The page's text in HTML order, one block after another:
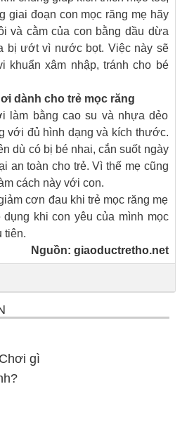
giai đoạn con mọc răng mẹ hãy
và cằm của con bằng dầu dừa
bị ướt vì nước bọt. Việc này sẽ
khuẩn xâm nhập, tránh cho bé
dành cho trẻ mọc răng
làm bằng cao su và nhựa dẻo
với đủ hình dạng và kích thước.
dù có bị bé nhai, cắn suốt ngày
an toàn cho trẻ. Vì thế mẹ cũng
cách này với con.
cơn đau khi trẻ mọc răng mẹ
dụng khi con yêu của mình mọc
tiên.
Nguồn: giaoductretho.net
gì